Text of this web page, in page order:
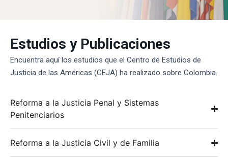
Estudios y Publicaciones
Encuentra aquí los estudios que el Centro de Estudios de
Justicia de las Américas (CEJA) ha realizado sobre Colombia.
Reforma a la Justicia Penal y Sistemas
Penitenciarios
Reforma a la Justicia Civil y de Familia